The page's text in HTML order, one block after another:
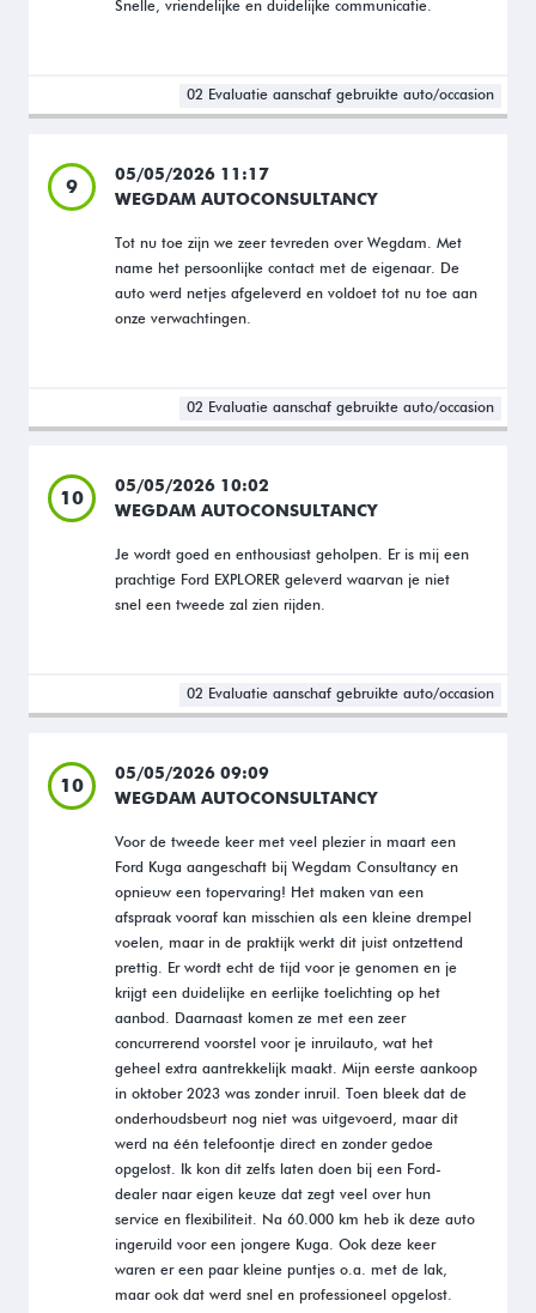
Snelle, vriendelijke en duidelijke communicatie.
02 Evaluatie aanschaf gebruikte auto/occasion
9
05/05/2026 11:17
WEGDAM AUTOCONSULTANCY
Tot nu toe zijn we zeer tevreden over Wegdam. Met
name het persoonlijke contact met de eigenaar. De
auto werd netjes afgeleverd en voldoet tot nu toe aan
onze verwachtingen.
02 Evaluatie aanschaf gebruikte auto/occasion
10
05/05/2026 10:02
WEGDAM AUTOCONSULTANCY
Je wordt goed en enthousiast geholpen. Er is mij een
prachtige Ford EXPLORER geleverd waarvan je niet
snel een tweede zal zien rijden.
02 Evaluatie aanschaf gebruikte auto/occasion
10
05/05/2026 09:09
WEGDAM AUTOCONSULTANCY
Voor de tweede keer met veel plezier in maart een
Ford Kuga aangeschaft bij Wegdam Consultancy en
opnieuw een topervaring! Het maken van een
afspraak vooraf kan misschien als een kleine drempel
voelen, maar in de praktijk werkt dit juist ontzettend
prettig. Er wordt echt de tijd voor je genomen en je
krijgt een duidelijke en eerlijke toelichting op het
aanbod. Daarnaast komen ze met een zeer
concurrerend voorstel voor je inruilauto, wat het
geheel extra aantrekkelijk maakt. Mijn eerste aankoop
in oktober 2023 was zonder inruil. Toen bleek dat de
onderhoudsbeurt nog niet was uitgevoerd, maar dit
werd na één telefoontje direct en zonder gedoe
opgelost. Ik kon dit zelfs laten doen bij een Ford-
dealer naar eigen keuze dat zegt veel over hun
service en flexibiliteit. Na 60.000 km heb ik deze auto
ingeruild voor een jongere Kuga. Ook deze keer
waren er een paar kleine puntjes o.a. met de lak,
maar ook dat werd snel en professioneel opgelost.